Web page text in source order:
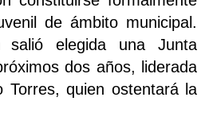
de ámbito municipal.
salió elegida una Junta
dos años, liderada
Torres, quien ostentará la